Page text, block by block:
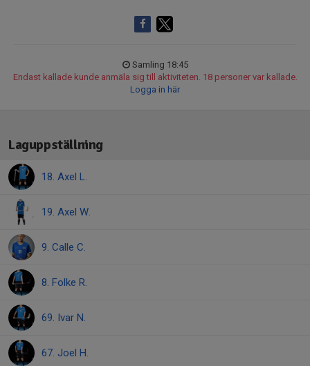
Samling 18:45
Endast kallade kunde anmäla sig till aktiviteten. 18 personer var kallade.
Logga in här
Laguppställning
18. Axel L.
19. Axel W.
9. Calle C.
8. Folke R.
69. Ivar N.
67. Joel H.